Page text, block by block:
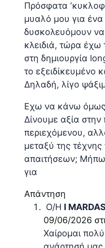
Πρόσφατα
μυαλό μου για
δυσκολευόμουν να
κλειδιά, τώρα
στη δημιουργία
το εξειδίκευμένο
Δηλαδή, λίγο
Εχω να κάνω όμως
Δίνουμε αξία στην
περιεχόμενου,
μεταξύ της
απαιτήσεων;
για
Απάντηση
Ο/Η I MARDAS
09/06/2026
Χαίρομαι